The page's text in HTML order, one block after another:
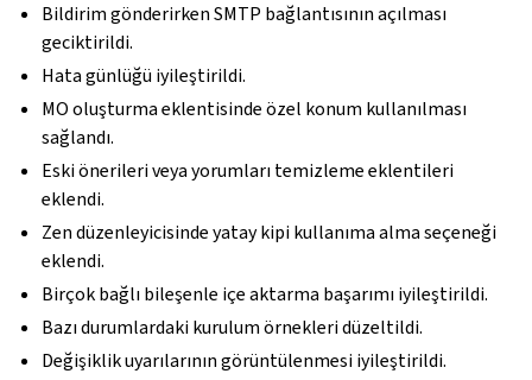
Bildirim gönderirken SMTP bağlantısının açılması
geciktirildi.
Hata günlüğü iyileştirildi.
MO oluşturma eklentisinde özel konum kullanılması
sağlandı.
Eski önerileri veya yorumları temizleme eklentileri
eklendi.
Zen düzenleyicisinde yatay kipi kullanıma alma seçeneği
eklendi.
Birçok bağlı bileşenle içe aktarma başarımı iyileştirildi.
Bazı durumlardaki kurulum örnekleri düzeltildi.
Değişiklik uyarılarının görüntülenmesi iyileştirildi.